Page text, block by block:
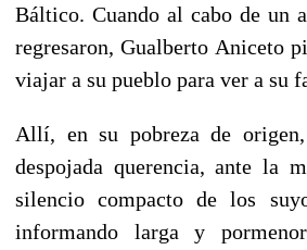
Báltico. Cuando al cabo de un
regresaron, Gualberto Aniceto
viajar a su pueblo para ver a su
Allí, en su pobreza de
despojada querencia, ante la
silencio compacto de los
informando larga y